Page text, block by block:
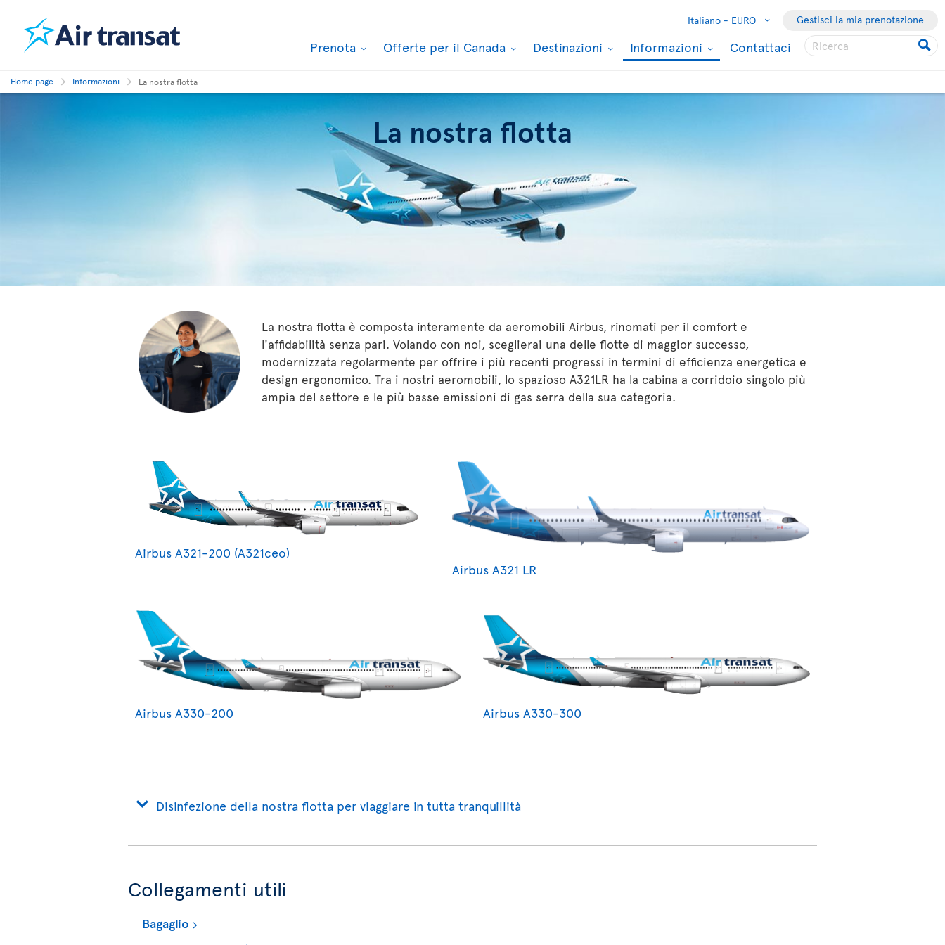
Italiano - EURO Gestisci la mia prenotazione
Prenota Offerte per il Canada Destinazioni Informazioni Contattaci
Home page Informazioni La nostra flotta
La nostra flotta
La nostra flotta è composta interamente da aeromobili Airbus, rinomati per il comfort e
l'affidabilità senza pari. Volando con noi, sceglierai una delle flotte di maggior successo,
modernizzata regolarmente per offrire i più recenti progressi in termini di efficienza energetica e
design ergonomico. Tra i nostri aeromobili, lo spazioso A321LR ha la cabina a corridoio singolo più
ampia del settore e le più basse emissioni di gas serra della sua categoria.
Airbus A321-200 (A321ceo)
Airbus A321 LR
Airbus A330-200 Airbus A330-300
Disinfezione della nostra flotta per viaggiare in tutta tranquillità
Collegamenti utili
Bagaglio